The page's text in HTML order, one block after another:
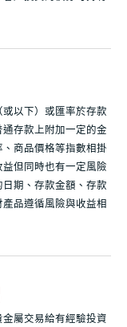
以下）或匯率於存款
存款上附加一定的金
商品價格等指數相掛
但同時也有一定風險
期、存款金額、存款
品遵循風險與收益相
屬交易給有經驗投資